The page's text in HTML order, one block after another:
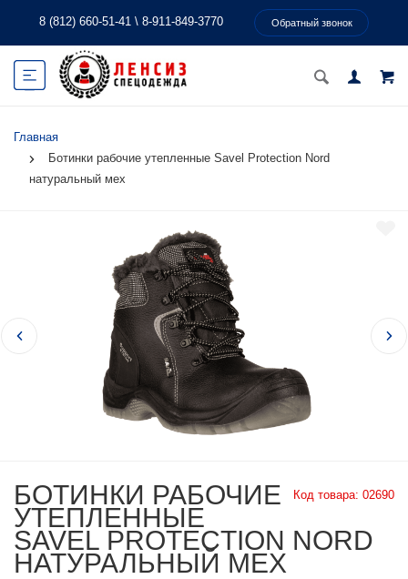
8 (812) 660-51-41 \ 8-911-849-3770 Обратный звонок
Главная
Ботинки рабочие утепленные Savel Protection Nord
натуральный мех
Код товара: 02690
БОТИНКИ РАБОЧИЕ
УТЕПЛЕННЫЕ
SAVEL PROTECTION NORD
НАТУРАЛЬНЫЙ МЕХ